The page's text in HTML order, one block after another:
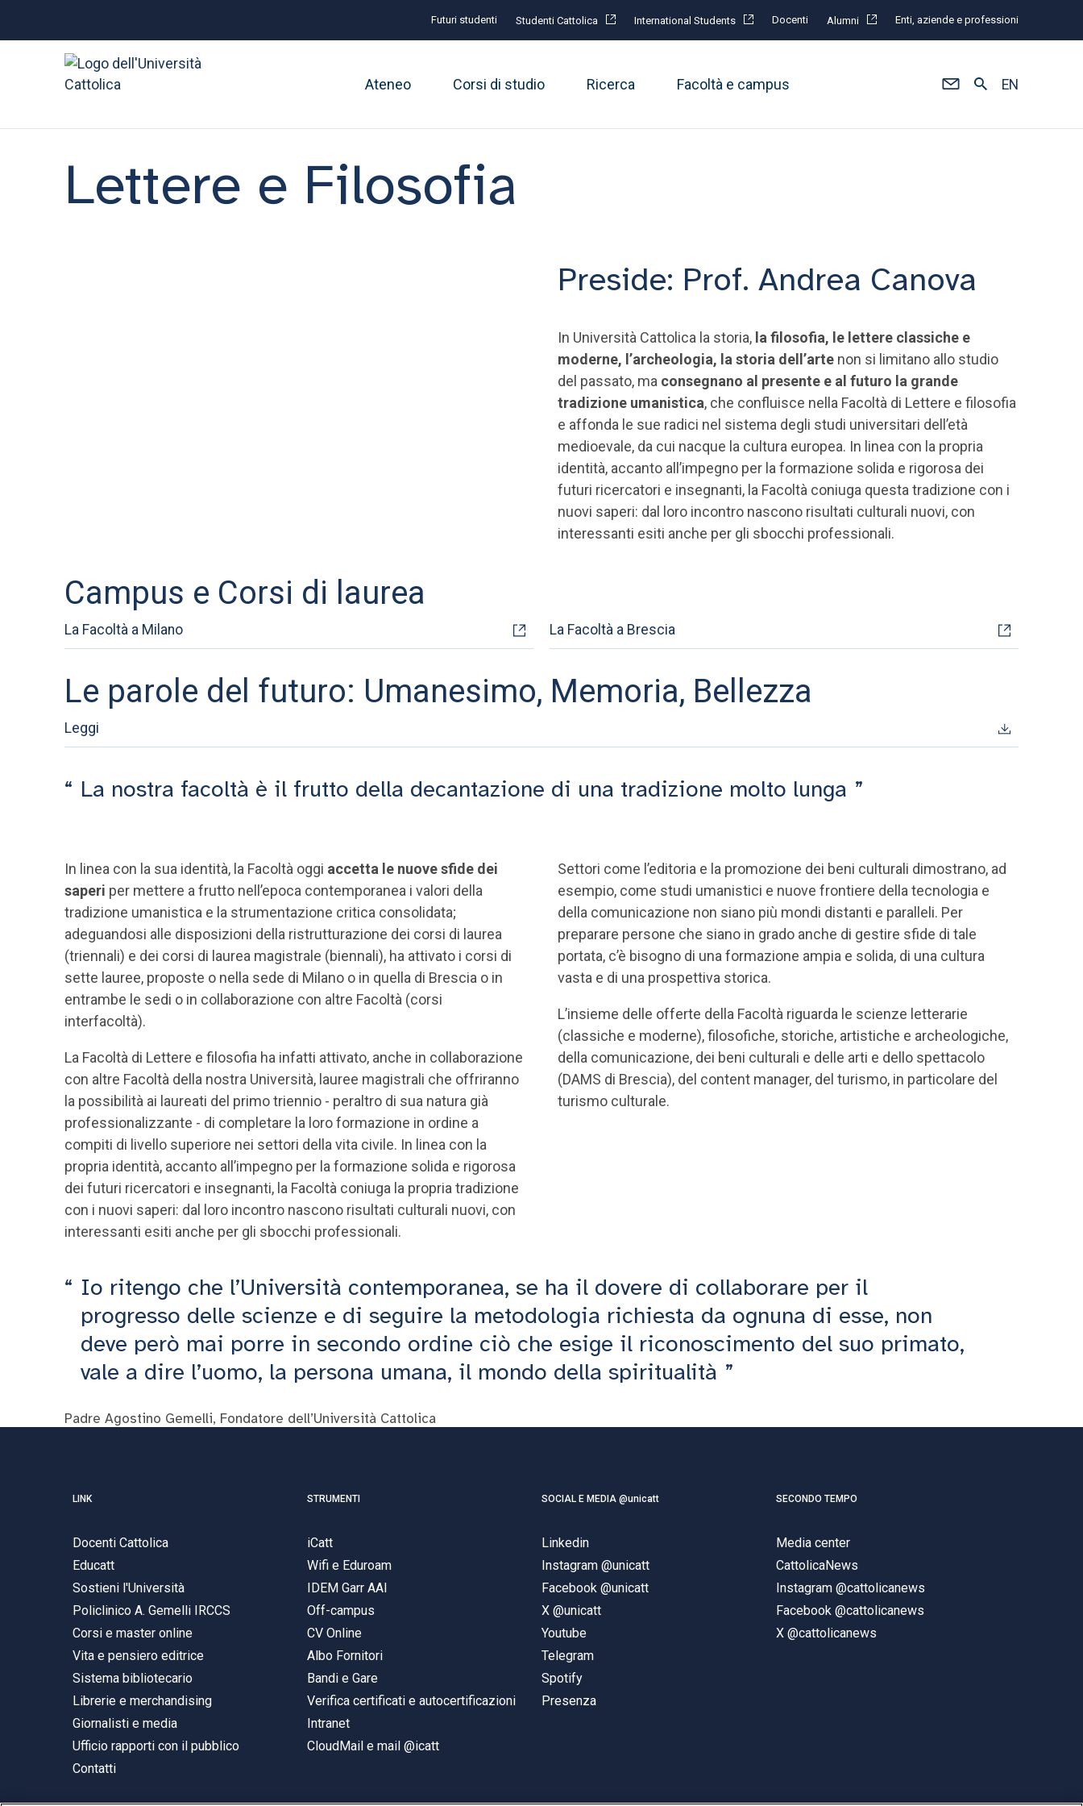
Futuri studenti Studenti Cattolica International Students Docenti Alumni Enti, aziende e professioni
Ateneo Corsi di studio Ricerca Facoltà e campus EN
Lettere e Filosofia
Preside: Prof. Andrea Canova
In Università Cattolica la storia, la filosofia, le lettere classiche e
moderne, l’archeologia, la storia dell’arte non si limitano allo studio
del passato, ma consegnano al presente e al futuro la grande
tradizione umanistica, che confluisce nella Facoltà di Lettere e filosofia
e affonda le sue radici nel sistema degli studi universitari dell’età
medioevale, da cui nacque la cultura europea. In linea con la propria
identità, accanto all’impegno per la formazione solida e rigorosa dei
futuri ricercatori e insegnanti, la Facoltà coniuga questa tradizione con i
nuovi saperi: dal loro incontro nascono risultati culturali nuovi, con
interessanti esiti anche per gli sbocchi professionali.
Campus e Corsi di laurea
La Facoltà a Milano La Facoltà a Brescia
Le parole del futuro: Umanesimo, Memoria, Bellezza
Leggi
La nostra facoltà è il frutto della decantazione di una tradizione molto lunga
In linea con la sua identità, la Facoltà oggi accetta le nuove sfide dei
saperi per mettere a frutto nell’epoca contemporanea i valori della
tradizione umanistica e la strumentazione critica consolidata;
adeguandosi alle disposizioni della ristrutturazione dei corsi di laurea
(triennali) e dei corsi di laurea magistrale (biennali), ha attivato i corsi di
sette lauree, proposte o nella sede di Milano o in quella di Brescia o in
entrambe le sedi o in collaborazione con altre Facoltà (corsi
interfacoltà).
La Facoltà di Lettere e filosofia ha infatti attivato, anche in collaborazione
con altre Facoltà della nostra Università, lauree magistrali che offriranno
la possibilità ai laureati del primo triennio - peraltro di sua natura già
professionalizzante - di completare la loro formazione in ordine a
compiti di livello superiore nei settori della vita civile. In linea con la
propria identità, accanto all’impegno per la formazione solida e rigorosa
dei futuri ricercatori e insegnanti, la Facoltà coniuga la propria tradizione
con i nuovi saperi: dal loro incontro nascono risultati culturali nuovi, con
interessanti esiti anche per gli sbocchi professionali.
Settori come l’editoria e la promozione dei beni culturali dimostrano, ad
esempio, come studi umanistici e nuove frontiere della tecnologia e
della comunicazione non siano più mondi distanti e paralleli. Per
preparare persone che siano in grado anche di gestire sfide di tale
portata, c’è bisogno di una formazione ampia e solida, di una cultura
vasta e di una prospettiva storica.
L’insieme delle offerte della Facoltà riguarda le scienze letterarie
(classiche e moderne), filosofiche, storiche, artistiche e archeologiche,
della comunicazione, dei beni culturali e delle arti e dello spettacolo
(DAMS di Brescia), del content manager, del turismo, in particolare del
turismo culturale.
Io ritengo che l’Università contemporanea, se ha il dovere di collaborare per il
progresso delle scienze e di seguire la metodologia richiesta da ognuna di esse, non
deve però mai porre in secondo ordine ciò che esige il riconoscimento del suo primato,
vale a dire l’uomo, la persona umana, il mondo della spiritualità
Padre Agostino Gemelli, Fondatore dell’Università Cattolica
LINK
Docenti Cattolica
Educatt
Sostieni l'Università
Policlinico A. Gemelli IRCCS
Corsi e master online
Vita e pensiero editrice
Sistema bibliotecario
Librerie e merchandising
Giornalisti e media
Ufficio rapporti con il pubblico
Contatti
STRUMENTI
iCatt
Wifi e Eduroam
IDEM Garr AAI
Off-campus
CV Online
Albo Fornitori
Bandi e Gare
Verifica certificati e autocertificazioni
Intranet
CloudMail e mail @icatt
SOCIAL E MEDIA @unicatt
Linkedin
Instagram @unicatt
Facebook @unicatt
X @unicatt
Youtube
Telegram
Spotify
Presenza
SECONDO TEMPO
Media center
CattolicaNews
Instagram @cattolicanews
Facebook @cattolicanews
X @cattolicanews